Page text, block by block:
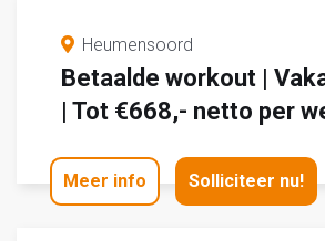
Heumensoord
Betaalde workout |
| Tot €668,- netto per
Meer info Solliciteer nu!